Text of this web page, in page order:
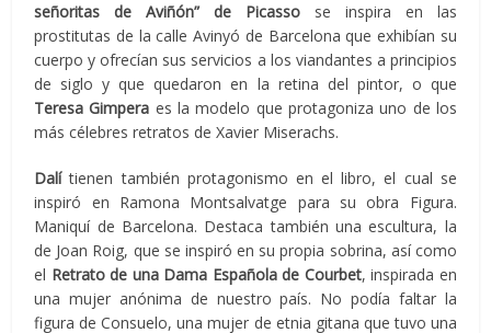
señoritas de Aviñón” de Picasso se inspira en las
prostitutas de la calle Avinyó de Barcelona que exhibían su
cuerpo y ofrecían sus servicios a los viandantes a principios
de siglo y que quedaron en la retina del pintor, o que
Teresa Gimpera es la modelo que protagoniza uno de los
más célebres retratos de Xavier Miserachs.
Dalítienen también protagonismo en el libro, el cual se
inspiró en Ramona Montsalvatge para su obra Figura.
Maniquí de Barcelona. Destaca también una escultura, la
de Joan Roig, que se inspiró en su propia sobrina, así como
el Retrato de una Dama Española de Courbet, inspirada en
una mujer anónima de nuestro país. No podía faltar la
figura de Consuelo, una mujer de etnia gitana que tuvo una